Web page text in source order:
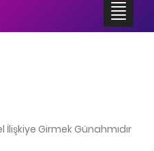
Girmek Günahmıdır